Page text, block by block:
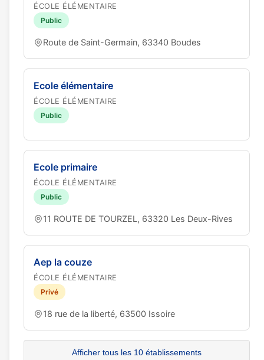
ÉCOLE ÉLÉMENTAIRE
Public
Route de Saint-Germain, 63340 Boudes
Ecole élémentaire
ÉCOLE ÉLÉMENTAIRE
Public
Ecole primaire
ÉCOLE ÉLÉMENTAIRE
Public
11 ROUTE DE TOURZEL, 63320 Les Deux-Rives
Aep la couze
ÉCOLE ÉLÉMENTAIRE
Privé
18 rue de la liberté, 63500 Issoire
Afficher tous les 10 établissements